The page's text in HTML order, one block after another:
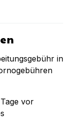
in
Tage vor